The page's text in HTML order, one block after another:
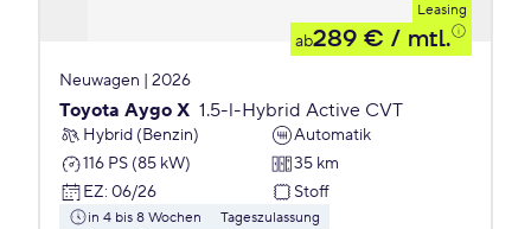
Leasing
ab289 € / mtl.
Neuwagen | 2026
Toyota Aygo X 1.5-l-Hybrid Active CVT
Hybrid (Benzin)
Automatik
116 PS (85 kW)
35 km
EZ: 06/26 Stoff
in 4 bis 8 Wochen
Tageszulassung